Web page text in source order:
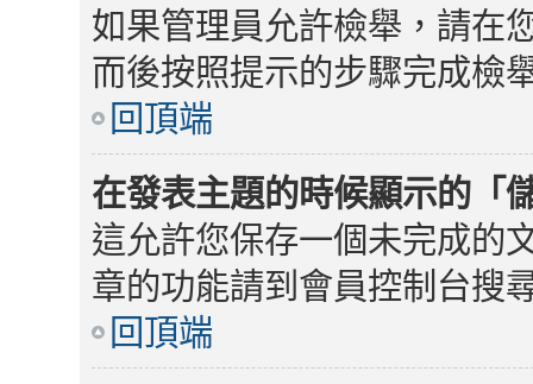
如果管理員允許檢舉，請在
而後按照提示的步驟完成檢
回頂端
在發表主題的時候顯示的「
這允許您保存一個未完成的
章的功能請到會員控制台搜
回頂端